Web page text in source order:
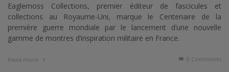
Eaglemoss Collections, premier éditeur de fascicules et
collections au Royaume-Uni, marque le Centenaire de la
première guerre mondiale par le lancement d’une nouvelle
gamme de montres d’inspiration militaire en France.
Read more 0 Comments